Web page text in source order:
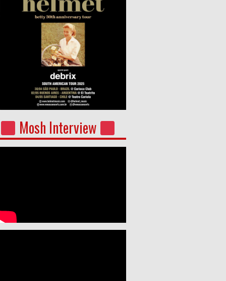
Mosh Interview